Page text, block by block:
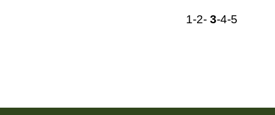
1-2- 3-4-5